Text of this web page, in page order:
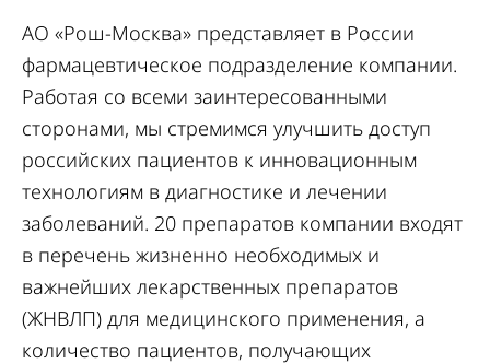
АО «Рош-Москва» представляет в России
фармацевтическое подразделение компании.
Работая со всеми заинтересованными
сторонами, мы стремимся улучшить доступ
российских пациентов к инновационным
технологиям в диагностике и лечении
заболеваний. 20 препаратов компании входят
в перечень жизненно необходимых и
важнейших лекарственных препаратов
(ЖНВЛП) для медицинского применения, а
количество пациентов, получающих